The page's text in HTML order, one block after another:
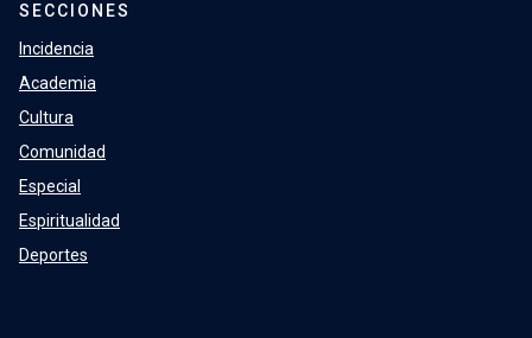
SECCIONES
Incidencia
Academia
Cultura
Comunidad
Especial
Espiritualidad
Deportes